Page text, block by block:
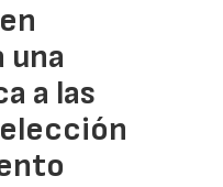
una
a las